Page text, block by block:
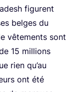
figurent
belges du
vête­ments sont
15 mil­lions
rien qu’au
ont été